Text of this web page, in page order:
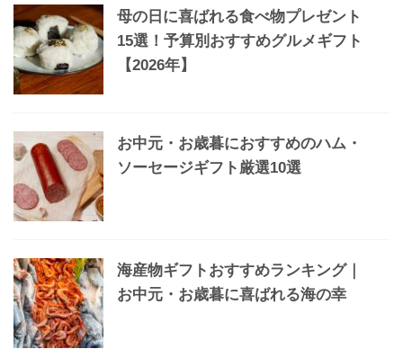
母の日に喜ばれる食べ物プレゼント
15選！予算別おすすめグルメギフト
【2026年】
お中元・お歳暮におすすめのハム・
ソーセージギフト厳選10選
海産物ギフトおすすめランキング｜
お中元・お歳暮に喜ばれる海の幸